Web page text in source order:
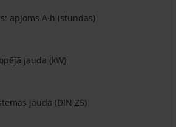
apjoms A·h (stundas)
jauda (kW)
jauda (DIN ZS)